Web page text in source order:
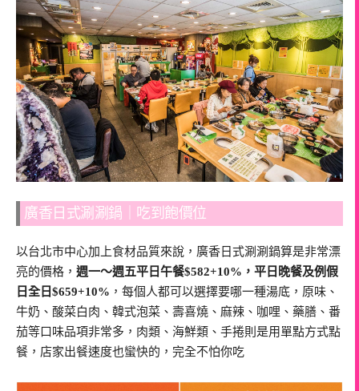
廣香日式涮涮鍋｜吃到飽價位
以台北市中心加上食材品質來說，廣香日式涮涮鍋算是非常漂
亮的價格， 週一～週五平日午餐$582+10%，平日晚餐及例假
日全日$659+10% ，每個人都可以選擇要哪一種湯底，原味、
牛奶、酸菜白肉、韓式泡菜、壽喜燒、麻辣、咖哩、藥膳、番
茄等口味品項非常多，肉類、海鮮類、手捲則是用單點方式點
餐，店家出餐速度也蠻快的，完全不怕你吃